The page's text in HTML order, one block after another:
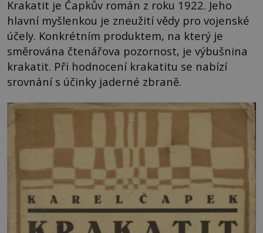
Krakatit je Čapkův román z roku 1922. Jeho
hlavní myšlenkou je zneužití vědy pro vojenské
účely. Konkrétním produktem, na který je
směrována čtenářova pozornost, je výbušnina
krakatit. Při hodnocení krakatitu se nabízí
srovnání s účinky jaderné zbraně.